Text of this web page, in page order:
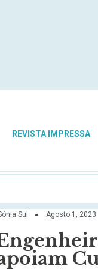
REVISTA IMPRESSA
Sul Agosto 1, 2023